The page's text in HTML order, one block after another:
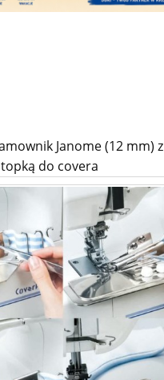
Janome (12 mm) z
do covera